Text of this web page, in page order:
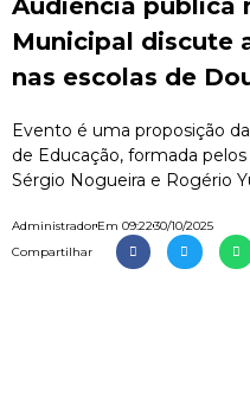
Audiência pública
Municipal discute
nas escolas de
Evento é uma proposição
de Educação, formada
Sérgio Nogueira e Rogério
AdministradorEm 09:2230/10/2025
Compartilhar